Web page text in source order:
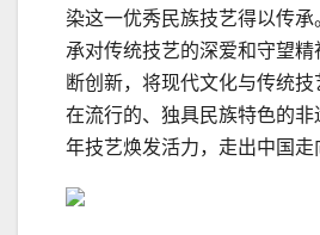
染这一优秀民族技艺得以传
承对传统技艺的深爱和守望
断创新，将现代文化与传统
在流行的、独具民族特色的
年技艺焕发活力，走出中国走